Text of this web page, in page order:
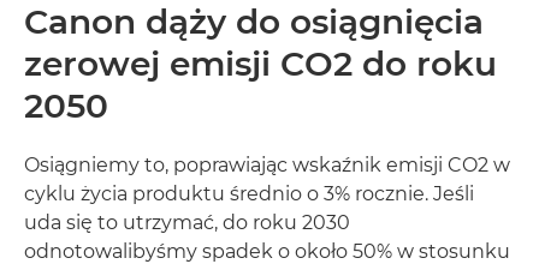
Canon dąży do osiągnięcia
zerowej emisji CO2 do roku
2050
Osiągniemy to, poprawiając wskaźnik emisji CO2 w
cyklu życia produktu średnio o 3% rocznie. Jeśli
uda się to utrzymać, do roku 2030
odnotowalibyśmy spadek o około 50% w stosunku